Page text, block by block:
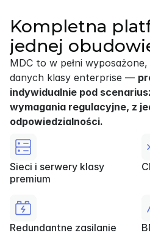
Kompletna
jednej
MDC to w pełni
danych klasy enterprise —
indywidualnie pod
wymagania regulacyjne, z
odpowiedzialności.
Sieci i serwery klasy
premium
Redundantne zasilanie